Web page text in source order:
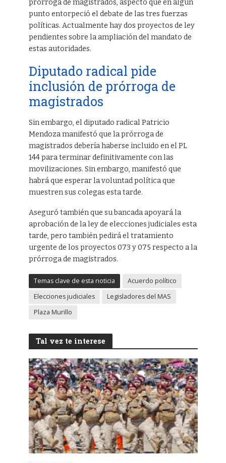
prórroga de magistrados, aspecto que en algún
punto entorpeció el debate de las tres fuerzas
políticas. Actualmente hay dos proyectos de ley
pendientes sobre la ampliación del mandato de
estas autoridades.
Diputado radical pide
inclusión de prórroga de
magistrados
Sin embargo, el diputado radical Patricio
Mendoza manifestó que la prórroga de
magistrados debería haberse incluido en el PL
144 para terminar definitivamente con las
movilizaciones. Sin embargo, manifestó que
habrá que esperar la voluntad política que
muestren sus colegas esta tarde.
Aseguró también que su bancada apoyará la
aprobación de la ley de elecciones judiciales esta
tarde, pero también pedirá el tratamiento
urgente de los proyectos 073 y 075 respecto a la
prórroga de magistrados.
Temas clave de esta noticia
Acuerdo político
Elecciones judiciales
Legisladores del MAS
Plaza Murillo
Tal vez te interese